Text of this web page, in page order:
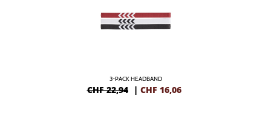
3-PACK HEADBAND
CHF 22,94 | CHF 16,06